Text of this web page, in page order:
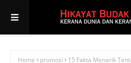
Home promosi 15 Fakta Menarik